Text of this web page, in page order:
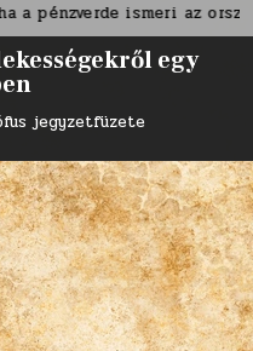
ismeri az ország
egy
jegyzetfüzete